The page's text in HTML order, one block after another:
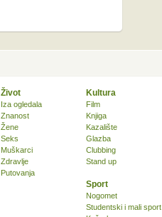
Život
Iza ogledala
Znanost
Žene
Seks
Muškarci
Zdravlje
Putovanja
Kultura
Film
Knjiga
Kazalište
Glazba
Clubbing
Stand up
Sport
Nogomet
Studentski i mali sport